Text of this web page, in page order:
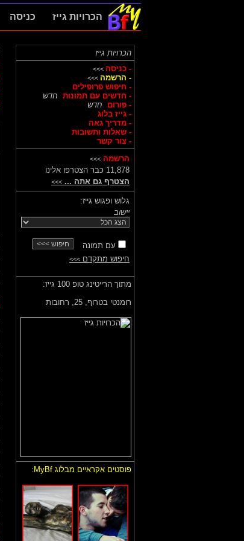
הכרויות גייז כניסה
הכרויות גייז
- כניסה >>>
- הרשמה >>>
- חיפוש פרופילים
- חדשים עם תמונות חדש
- פורום
חדש
- גייז בלוג
- מדריך גאה
- שאלות ותשובות
- צור קשר
הרשמה >>>
11,878 כבר הצטרפו אלינו
הצטרף גם אתה ... >>>
גלוש ופגוש גייז:
יישוב
עם תמונה
חיפוש מתקדם >>>
מתוך הרייטינג טופ 100 גייז:
רומנטי בטרוף, 25, רחובות
פוסטים אקראיים מבלוג MyBf: